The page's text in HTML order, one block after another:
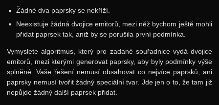
Žádné dva paprsky se nekříží.
Neexistuje žádná dvojice emitorů, mezi něž bychom ještě mohli
přidat paprsek tak, aniž by se porušila první podmínka.
Vymyslete algoritmus, který pro zadané souřadnice vydá dvojice
emitorů, mezi kterými generovat paprsky, aby byly podmínky výše
splněné. Vaše řešení nemusí obsahovat co nejvíce paprsků, ani
paprsky nemusí tvořit žádný speciální tvar. Jde jen o to, že tam již
nepůjde žádný další paprsek přidat.